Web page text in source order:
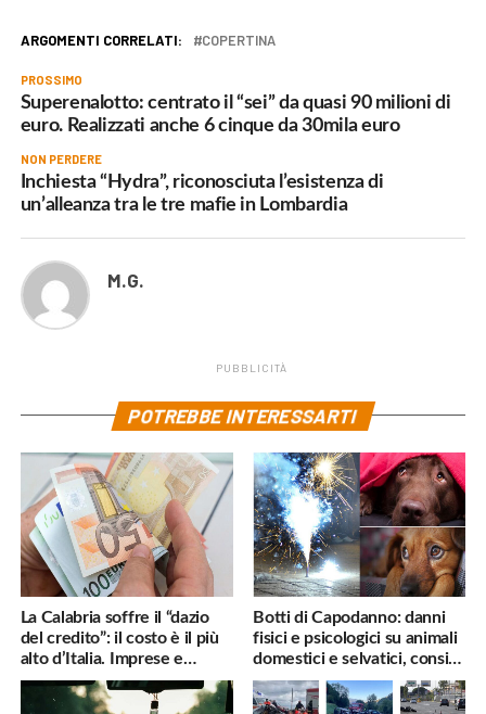
ARGOMENTI CORRELATI: COPERTINA
PROSSIMO
Superenalotto: centrato il “sei” da quasi 90 milioni di
euro. Realizzati anche 6 cinque da 30mila euro
NON PERDERE
Inchiesta “Hydra”, riconosciuta l’esistenza di
un’alleanza tra le tre mafie in Lombardia
M.G.
PUBBLICITÀ
POTREBBE INTERESSARTI
La Calabria soffre il “dazio
del credito”: il costo è il più
alto d’Italia. Imprese e
famiglie penalizzate
Botti di Capodanno: danni
fisici e psicologici su animali
domestici e selvatici, consigli
utili